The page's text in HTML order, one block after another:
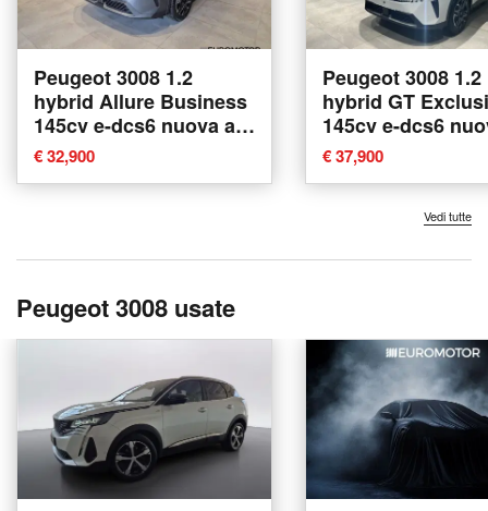
Peugeot 3008 1.2
hybrid Allure Business
145cv e-dcs6 nuova a
Modugno
€ 32,900
Peugeot 3008 1.2
hybrid GT
145cv e-dcs6
Modugno
€ 37,900
Vedi tutte
Peugeot 3008 usate